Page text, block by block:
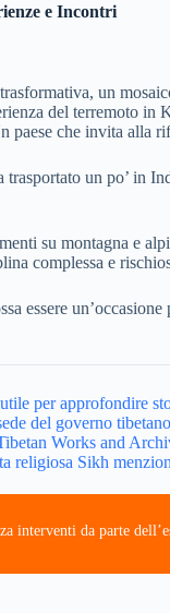
e Incontri
un
del terremoto
che invita alla
un po’ in
su montagna e
complessa e
essere
per approfondire
del governo
Works and
religiosa Sikh
interventi da parte